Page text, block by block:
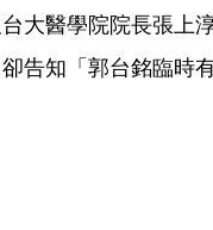
大醫學院院長張上
告知「郭台銘臨時